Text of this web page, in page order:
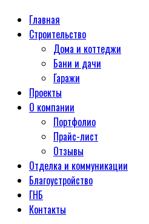
Главная
Строительство
Дома и коттеджи
Бани и дачи
Гаражи
Проекты
О компании
Портфолио
Прайс-лист
Отзывы
Отделка и коммуникации
Благоустройство
ГНБ
Контакты